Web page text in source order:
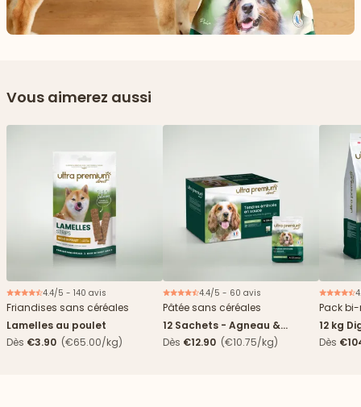
Vous aimerez aussi
4.4/5 - 140 avis
Friandises sans céréales
Lamelles au poulet
Dès €3.90 (€65.00/kg)
4.4/5 - 60 avis
Pâtée sans céréales
12 Sachets - Agneau &
haricots verts
Dès €12.90 (€10.75/kg)
Pack
12 kg
boîtes
Dès